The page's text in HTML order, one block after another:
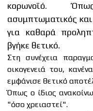
κορωνοϊό.
ασυμπτωματικός
για καθαρά
βγήκε θετικό.
Στη συνέχεια
οικογενειά του,
εμφάνισε θετικό
Όπως ο ίδιος
"όσο χρειαστεί".